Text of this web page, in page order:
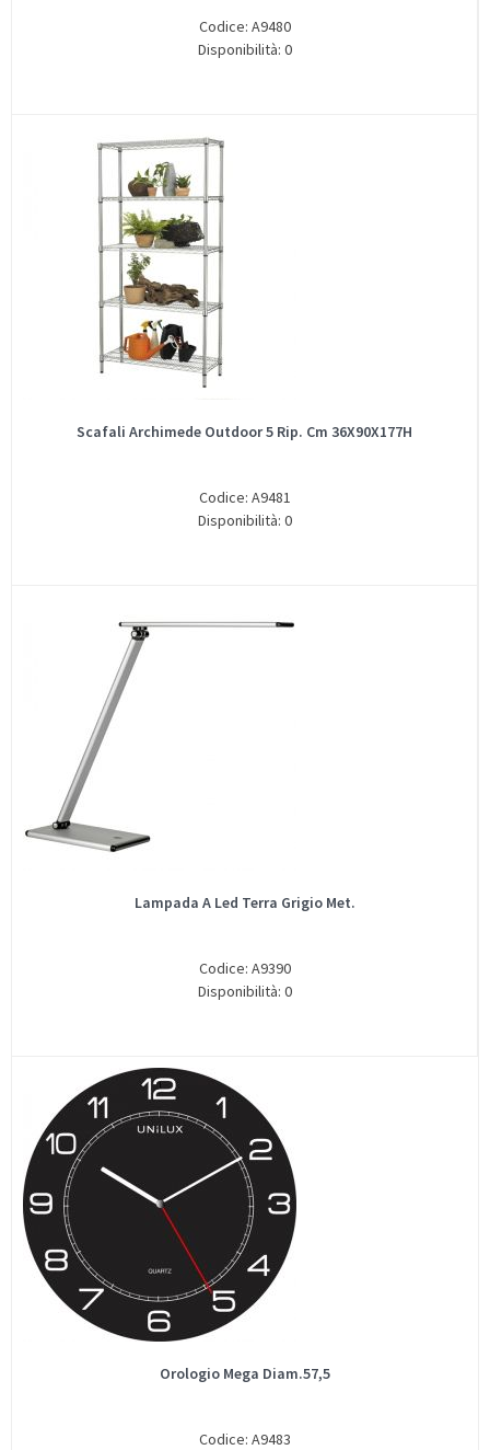
Codice: A9480
Disponibilità: 0
Scafali Archimede Outdoor 5 Rip. Cm 36X90X177H
Codice: A9481
Disponibilità: 0
Lampada A Led Terra Grigio Met.
Codice: A9390
Disponibilità: 0
Orologio Mega Diam.57,5
Codice: A9483